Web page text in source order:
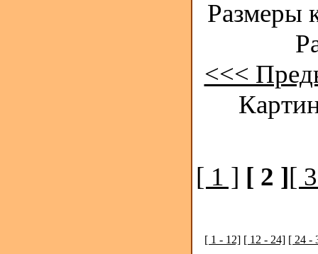
Размеры
<<<
[ 1 ] [ 2 ][
[ 1 - 12] [ 12 - 24] [ 24 -